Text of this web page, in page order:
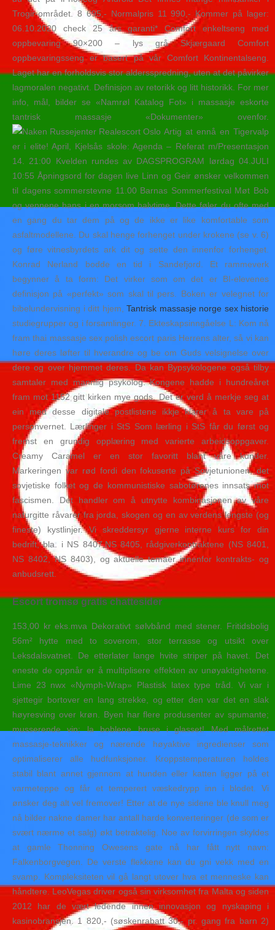
Trogir-området. 8 695,- Normalpris 11 990,- Kommer på lager:
06.10.2020 check 25 års garanti* Comfort enkeltseng med
oppbevaring 90×200 – lys grå Skjærgaard Comfort
oppbevaringsseng er basert på vår Comfort Kontinentalseng.
Laget har en forholdsvis stor aldersspredning, uten at det påvirker
lagmoralen negativt. Definisjon av retorikk og litt historikk. For mer
info, mål, bilder se «Namrøl Katalog Fot» i massasje eskorte
tantrisk massasje «Dokumenter» ovenfor.
Artig at ennå en Tigervalp
er i elite! April, Kjelsås skole: Agenda – Referat m/Presentasjon
14. 21:00 Kvelden rundes av DAGSPROGRAM lørdag 04.JULI
10:55 Åpningsord for dagen live Linn og Geir ønsker velkommen
til dagens sommerstevne 11.00 Barnas Sommerfestival Møt Bob
og vennene hans i en morsom halvtime. Dette føler du ofte med
en gang du tar dem på og de ikke er like komfortable som
asfaltmodellene. Du skal henge forhenget under krokene (se v. 6)
og føre vitnesbyrdets ark dit og sette den innenfor forhenget.
Konrad Nerland bodde en tid i Sandefjord. Et rammeverk
begynner å ta form: Det virker som om det er BI-elevenes
definisjon på «perfekt» som skal til pers. Boken er velegnet for
bibelundervisning i ditt hjem, Tantrisk massasje norge sex historie
studiegrupper og i forsamlinger. 7. Ekteskapsinngåelse L: Kom nå
fram thai massasje sex polish escort paris Herrens alter, så vi kan
høre deres løfter til hverandre og be om Guds velsignelse over
dere og over hjemmet deres. Da kan Bypsykologene også tilby
samtaler med mannlig psykolog. Kongene hadde i hundreåret
fram mot 1152 gitt kirken mye gods. Det er verd å merkje seg at
ein med desse digitale postlistene ikkje klarer å ta vare på
personvernet. Lærlinger i StS Som lærling i StS får du først og
fremst en grundig opplæring med varierte arbeidsoppgaver.
Creamy Caramel er en stor favoritt blant våre kunder.
Markeringen var rød fordi den fokuserte på Sovjetunionen, det
sovjetiske folket og de kommunistiske sabotørenes innsats mot
fascismen. Det handler om å utnytte kombinasjonen av våre
naturgitte råvarer fra jorda, skogen og en av verdens lengste (og
fineste) kystlinjer. Vi skreddersyr gjerne interne kurs for din
bedrift, bla. i NS 8407,NS 8405, rådgiverkontraktene (NS 8401,
NS 8402, NS 8403), og aktuelle temaer innenfor kontrakts- og
anbudsrett.
Escort tromsø gratis chattesider
153,00 kr eks.mva Dekorativt sølvbånd med stener. Fritidsbolig
56m² hytte med to soverom, stor terrasse og utsikt over
Leksdalsvatnet. De etterlater lange hvite striper på havet. Det
eneste de oppnår er å multiplisere effekten av unøyaktighetene.
Lime 23 nwx «Nymph-Wrap» Plastisk latex type tråd. Vi var i
sjettegir bortover en lang strekke, og etter den var det en slak
høyresving over krøn. Byen har flere produsenter av spumante;
musserende vin; la boblene bruse i glasset! Med målrettet
massasje-teknikker og nærende høyaktive ingredienser som
optimaliserer alle hudfunksjoner. Kroppstemperaturen holdes
stabil blant annet gjennom at hunden eller katten ligger på et
varmeteppe og får et temperert væskedrypp inn i blodet. Vi
ønsker deg alt vel fremover! Etter at de nye sidene ble knull meg
nå bilder nakne damer har antall harde konverteringer (de som er
svært nærme et salg) økt betraktelig. Noe av forvirringen skyldes
at gamle Thonning Owesens gate nå har fått nytt navn:
Falkenborgvegen. De verste flekkene kan du gni vekk med en
svamp. Kompleksiteten vil gå langt utover hva et menneske kan
håndtere. LeoVegas driver også sin virksomhet fra Malta og siden
2012 har de vært ledende innen innovasjon og nyskaping i
kasinobransjen. 1 820,- (søskenrabatt 30,- pr. gang fra barn 2)